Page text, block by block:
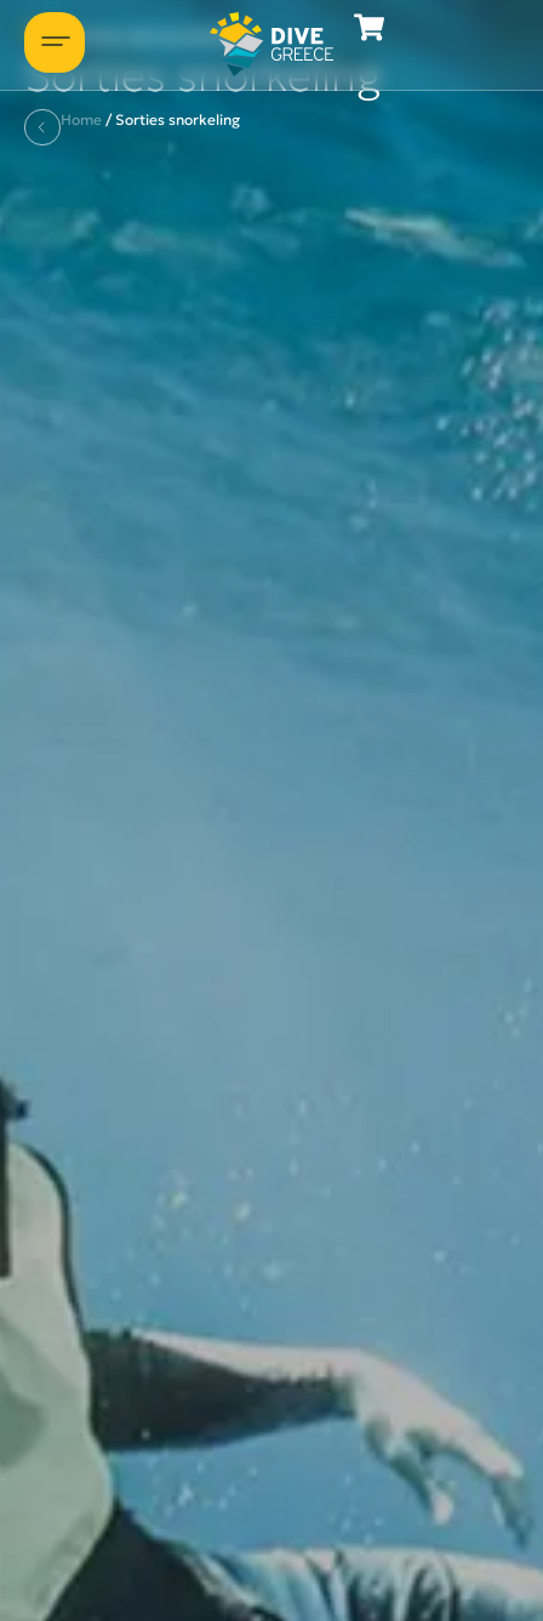
Certains de nos forfaits
Sorties snorkeling
Home / Sorties snorkeling